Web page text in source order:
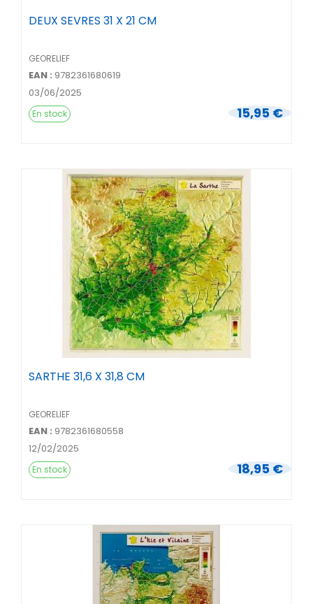
DEUX SEVRES 31 X 21 CM
GEORELIEF
EAN : 9782361680619
03/06/2025
15,95 €
En stock
SARTHE 31,6 X 31,8 CM
GEORELIEF
EAN : 9782361680558
12/02/2025
18,95 €
En stock